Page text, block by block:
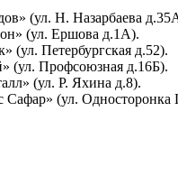
(ул. Н. Назарбаева
(ул. Ершова д.1А).
(ул. Петербургская д.52).
(ул. Профсоюзная д.16Б).
(ул. Р. Яхина д.8).
(ул. Односторонка